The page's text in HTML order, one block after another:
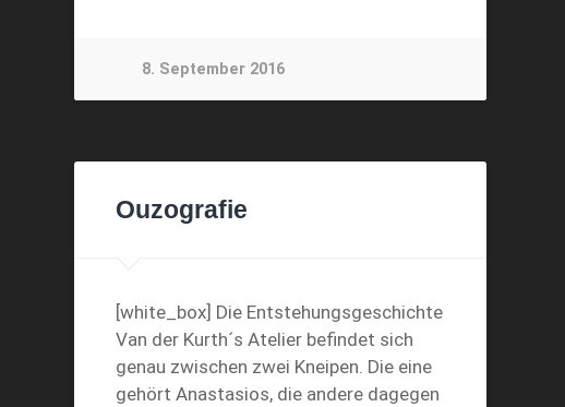
8. September 2016
Ouzografie
[white_box] Die Entstehungsgeschichte
Van der Kurth´s Atelier befindet sich
genau zwischen zwei Kneipen. Die eine
gehört Anastasios, die andere dagegen